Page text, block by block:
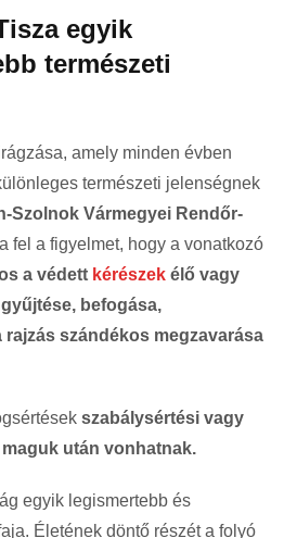
egyik
természeti
amely minden évben
természeti jelenségnek
Szolnok Vármegyei Rendőr-
fel a figyelmet, hogy a vonatkozó
a védett kérészek élő vagy
befogása,
rajzás szándékos megzavarása
szabálysértési vagy
után vonhatnak.
egyik legismertebb és
Életének döntő részét a folyó